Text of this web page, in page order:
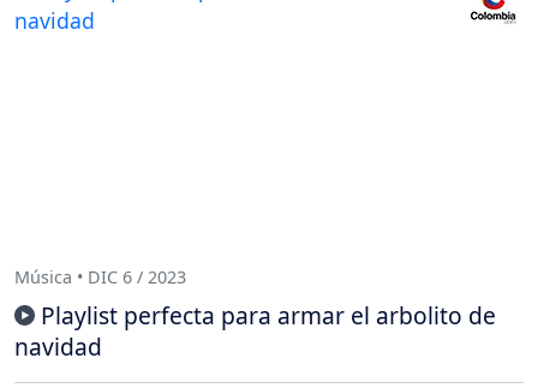
Música • DIC 6 / 2023
Playlist perfecta para armar el arbolito de
navidad